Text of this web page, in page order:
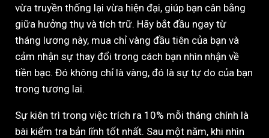
vừa truyền thống lại vừa hiện đại, giúp bạn cân bằng
giữa hưởng thụ và tích trữ. Hãy bắt đầu ngay từ
tháng lương này, mua chỉ vàng đầu tiên của bạn và
cảm nhận sự thay đổi trong cách bạn nhìn nhận về
tiền bạc. Đó không chỉ là vàng, đó là sự tự do của bạn
trong tương lai.
Sự kiên trì trong việc trích ra 10% mỗi tháng chính là
bài kiểm tra bản lĩnh tốt nhất. Sau một năm, khi nhìn